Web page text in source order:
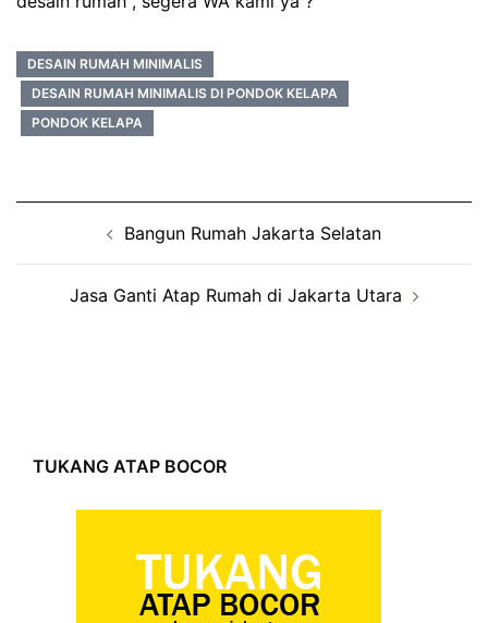
DESAIN RUMAH MINIMALIS
DESAIN RUMAH MINIMALIS DI PONDOK KELAPA
PONDOK KELAPA
navigationBangun Rumah Jakarta Selatan
Jasa Ganti Atap Rumah di Jakarta Utara
TUKANG ATAP BOCOR